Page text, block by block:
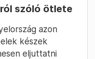
szóló ötlete
azon
készek
eljuttatni